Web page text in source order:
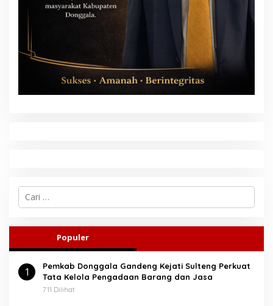
C
i
n
u
k
Populer
1
Pemkab Donggala Gandeng Kejati Sulteng Perkuat
Tata Kelola Pengadaan Barang dan Jasa
711 Dilihat